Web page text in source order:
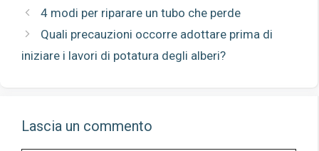
4 modi per riparare un tubo che perde
Quali precauzioni occorre adottare prima di
iniziare i lavori di potatura degli alberi?
Lascia un commento